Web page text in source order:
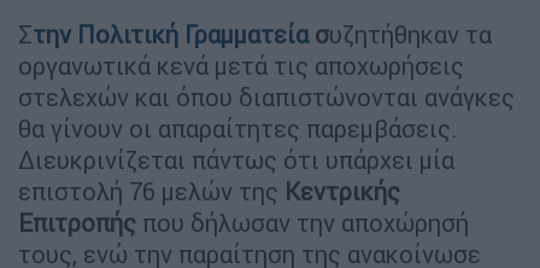
Στην Πολιτική Γραμματεία συζητήθηκαν τα
οργανωτικά κενά μετά τις αποχωρήσεις
στελεχών και όπου διαπιστώνονται ανάγκες
θα γίνουν οι απαραίτητες παρεμβάσεις.
Διευκρινίζεται πάντως ότι υπάρχει μία
επιστολή 76 μελών της Κεντρικής
Επιτροπής που δήλωσαν την αποχώρησή
τους, ενώ την παραίτηση της ανακοίνωσε